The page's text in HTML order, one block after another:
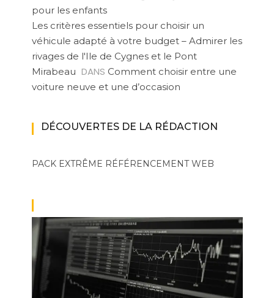
pour les enfants
Les critères essentiels pour choisir un
véhicule adapté à votre budget – Admirer les
rivages de l'Ile de Cygnes et le Pont
Mirabeau DANS Comment choisir entre une
voiture neuve et une d’occasion
DÉCOUVERTES DE LA RÉDACTION
PACK EXTRÊME RÉFÉRENCEMENT WEB